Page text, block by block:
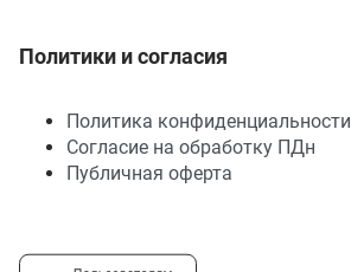
Политики и согласия
Политика конфиденциальности
Согласие на обработку ПДн
Публичная оферта